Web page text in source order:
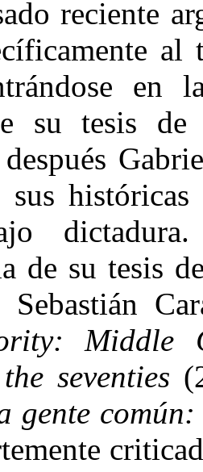
reciente
en
su tesis de
después
históricas
de su tesis
Sebastián
Middle
seventies
gente